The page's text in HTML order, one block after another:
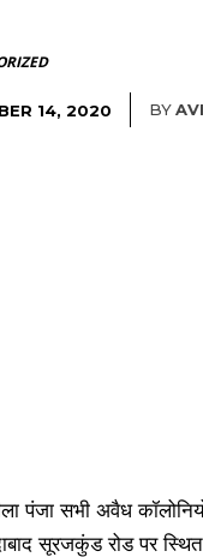
14, 2020 BY
पंजा सभी अवैध
सूरजकुंड रोड पर